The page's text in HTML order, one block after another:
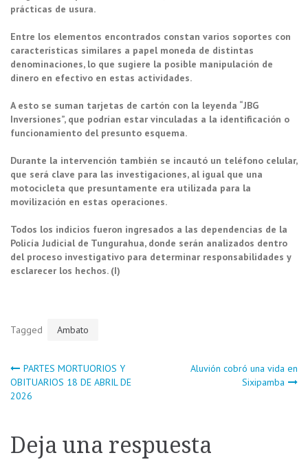
prácticas de usura.
Entre los elementos encontrados constan varios soportes con
características similares a papel moneda de distintas
denominaciones, lo que sugiere la posible manipulación de
dinero en efectivo en estas actividades.
A esto se suman tarjetas de cartón con la leyenda “JBG
Inversiones”, que podrían estar vinculadas a la identificación o
funcionamiento del presunto esquema.
Durante la intervención también se incautó un teléfono celular,
que será clave para las investigaciones, al igual que una
motocicleta que presuntamente era utilizada para la
movilización en estas operaciones.
Todos los indicios fueron ingresados a las dependencias de la
Policía Judicial de Tungurahua, donde serán analizados dentro
del proceso investigativo para determinar responsabilidades y
esclarecer los hechos. (I)
Tagged Ambato
Navegación
de
entradas
PARTES MORTUORIOS Y
OBITUARIOS 18 DE ABRIL DE
2026
Aluvión cobró una vida en
Sixipamba
Deja una respuesta